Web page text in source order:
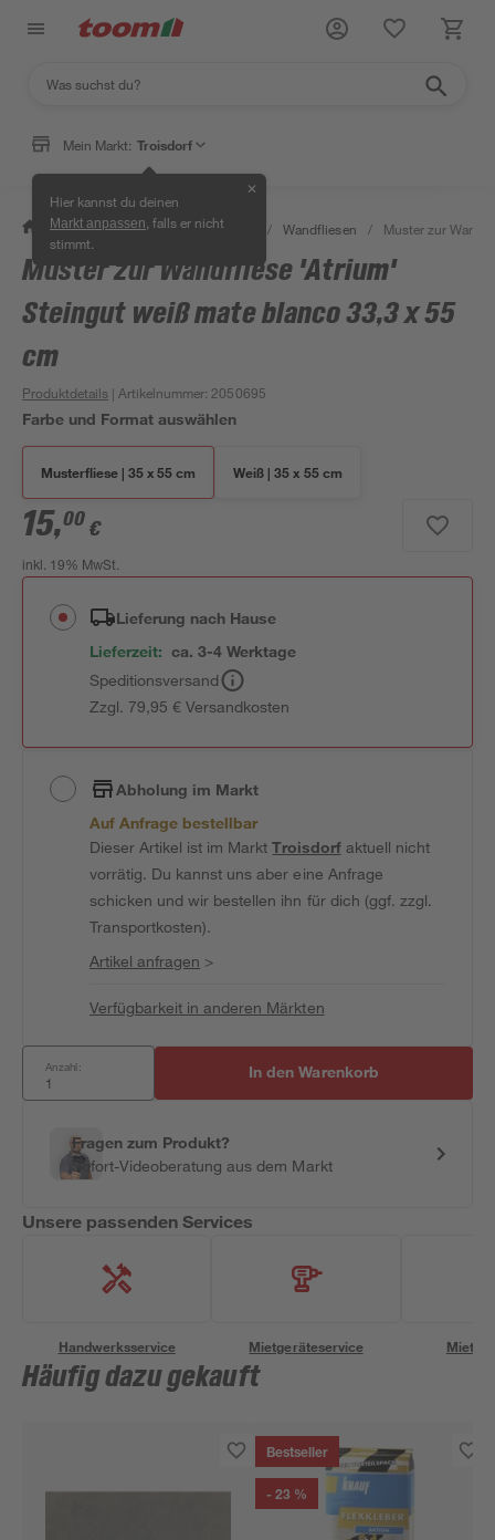
Mein Markt: Troisdorf
Hier kannst du deinen
Markt anpassen , falls er nicht
stimmt.
✕
/ Bauen & Renovieren / Fliesen / Wandfliesen / Muster zur
Muster zur Wandfliese 'Atrium'
Steingut weiß mate blanco 33,3 x 55
cm
Produktdetails | Artikelnummer: 2050695
Farbe und Format auswählen
Musterfliese | 35 x 55 cm Weiß | 35 x 55 cm
15,00 €
inkl. 19% MwSt.
Lieferung nach Hause
Lieferzeit: ca. 3-4 Werktage
Speditionsversand
Zzgl. 79,95 € Versandkosten
Abholung im Markt
Auf Anfrage bestellbar
Dieser Artikel ist im MarktTroisdorfaktuell nicht
vorrätig. Du kannst uns aber eine Anfrage
schicken und wir bestellen ihn für dich (ggf. zzgl.
Transportkosten).
Artikel anfragen >
Verfügbarkeit in anderen Märkten
Anzahl: In den Warenkorb
Fragen zum Produkt?
Sofort-Videoberatung aus dem Markt
Unsere passenden Services
Handwerksservice Mietgeräteservice
Häufig dazu gekauft
Bestseller
- 23 %